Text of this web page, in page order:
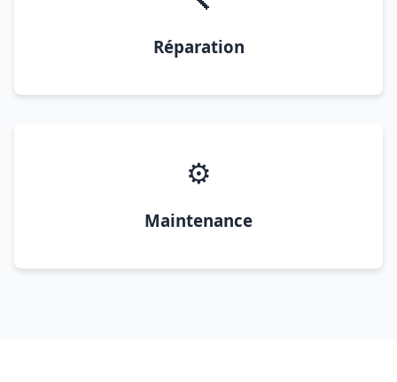
Réparation
⚙️
Maintenance